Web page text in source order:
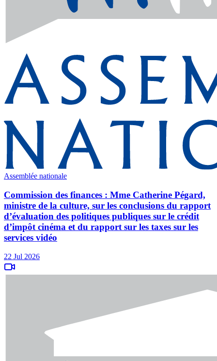
Assemblée nationale
Commission des finances : Mme Catherine Pégard,
ministre de la culture, sur les conclusions du rapport
d’évaluation des politiques publiques sur le crédit
d’impôt cinéma et du rapport sur les taxes sur les
services vidéo
22 Jul 2026